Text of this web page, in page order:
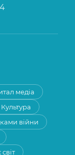
медіа
Культура
війни